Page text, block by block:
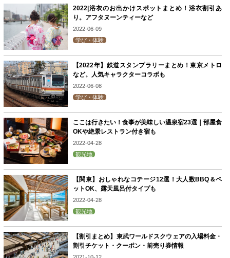
2022|浴衣のお出かけスポットまとめ！浴衣割引あ
り。アフタヌーンティーなど
2022-06-09
学び・体験
【2022年】鉄道スタンプラリーまとめ！東京メトロ
など。人気キャラクターコラボも
2022-06-08
学び・体験
ここは行きたい！食事が美味しい温泉宿23選｜部屋食
OKや絶景レストラン付き宿も
2022-04-28
観光地
【関東】おしゃれなコテージ12選！大人数BBQ＆ペ
ットOK、露天風呂付タイプも
2022-04-28
観光地
【割引まとめ】東武ワールドスクウェアの入場料金・
割引チケット・クーポン・前売り券情報